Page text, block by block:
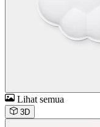
Lihat semua
3D